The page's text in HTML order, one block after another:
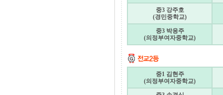
중3 강주호
(경민중학교)
중3 박응주
(의정부여자중학교)
중1 김현주
(의정부여자중학교)